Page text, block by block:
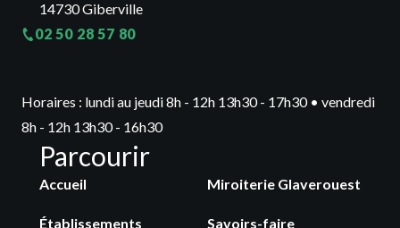
14730 Giberville
02 50 28 57 80
Horaires : lundi au jeudi 8h - 12h 13h30 - 17h30 • vendredi
8h - 12h 13h30 - 16h30
Parcourir
Accueil Miroiterie Glaverouest
Établissements Savoirs-faire